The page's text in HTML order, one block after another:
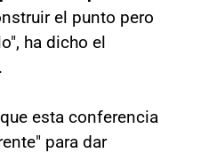
el punto pero
ha dicho el
esta conferencia
para dar